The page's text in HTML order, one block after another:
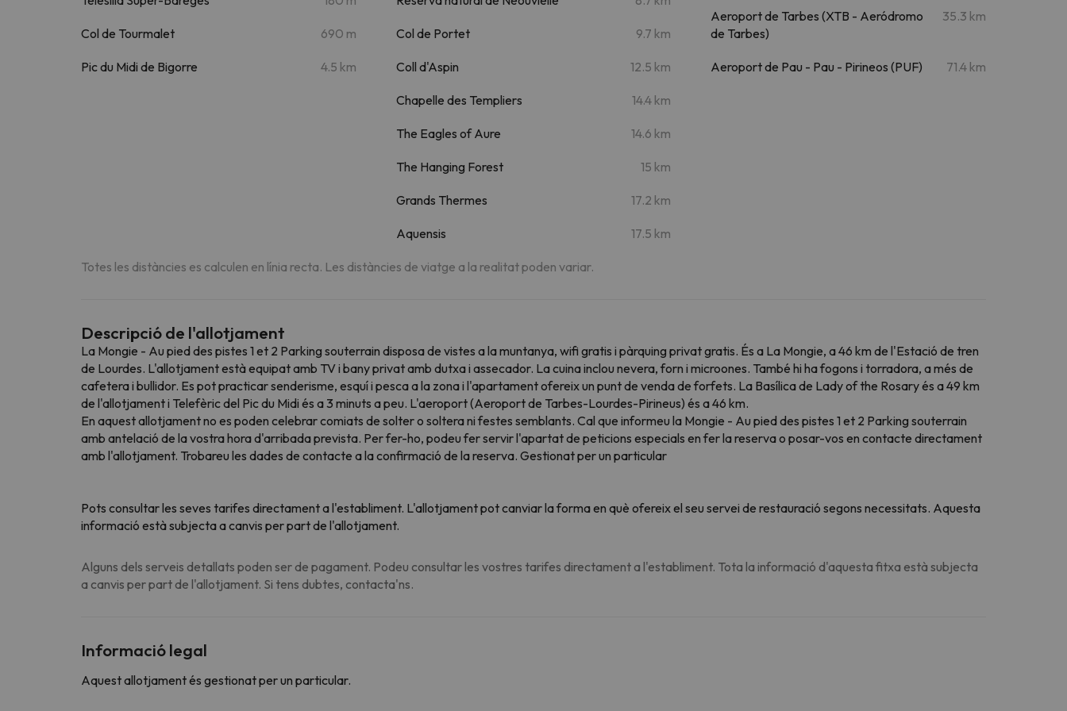
Col de Tourmalet 690 m
Pic du Midi de Bigorre 4.5 km
Col de Portet 9.7 km
Coll d'Aspin 12.5 km
Chapelle des Templiers 14.4 km
The Eagles of Aure 14.6 km
The Hanging Forest 15 km
Grands Thermes 17.2 km
Aquensis 17.5 km
Aeroport de Tarbes (XTB - Aeródromo
de Tarbes)
35.3 km
Aeroport de Pau - Pau - Pirineos (PUF) 71.4 km
Totes les distàncies es calculen en línia recta. Les distàncies de viatge a la realitat poden variar.
Descripció de l'allotjament
La Mongie - Au pied des pistes 1 et 2 Parking souterrain disposa de vistes a la muntanya, wifi gratis i pàrquing privat gratis. És a La Mongie, a 46 km de l'Estació de tren
de Lourdes. L'allotjament està equipat amb TV i bany privat amb dutxa i assecador. La cuina inclou nevera, forn i microones. També hi ha fogons i torradora, a més de
cafetera i bullidor. Es pot practicar senderisme, esquí i pesca a la zona i l'apartament ofereix un punt de venda de forfets. La Basílica de Lady of the Rosary és a 49 km
de l'allotjament i Telefèric del Pic du Midi és a 3 minuts a peu. L'aeroport (Aeroport de Tarbes-Lourdes-Pirineus) és a 46 km.
En aquest allotjament no es poden celebrar comiats de solter o soltera ni festes semblants. Cal que informeu la Mongie - Au pied des pistes 1 et 2 Parking souterrain
amb antelació de la vostra hora d'arribada prevista. Per fer-ho, podeu fer servir l'apartat de peticions especials en fer la reserva o posar-vos en contacte directament
amb l'allotjament. Trobareu les dades de contacte a la confirmació de la reserva. Gestionat per un particular
Pots consultar les seves tarifes directament a l'establiment. L'allotjament pot canviar la forma en què ofereix el seu servei de restauració segons necessitats. Aquesta
informació està subjecta a canvis per part de l'allotjament.
Alguns dels serveis detallats poden ser de pagament. Podeu consultar les vostres tarifes directament a l'establiment. Tota la informació d'aquesta fitxa està subjecta
a canvis per part de l'allotjament. Si tens dubtes, contacta'ns.
Informació legal
Aquest allotjament és gestionat per un particular.